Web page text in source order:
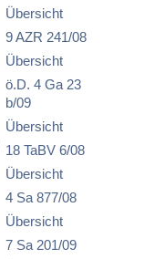
Übersicht
9 AZR 241/08
Übersicht
ö.D. 4 Ga 23
b/09
Übersicht
18 TaBV 6/08
Übersicht
4 Sa 877/08
Übersicht
7 Sa 201/09